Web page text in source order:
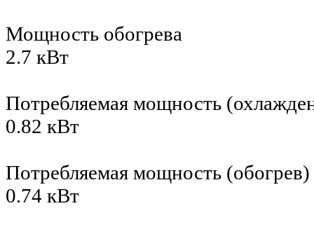
Мощность обогрева
2.7 кВт
Потребляемая мощность
0.82 кВт
Потребляемая мощность (обогрев)
0.74 кВт